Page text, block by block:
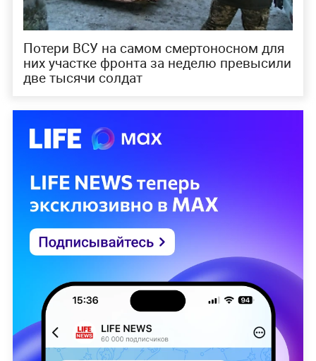
Потери ВСУ на самом смертоносном для
них участке фронта за неделю превысили
две тысячи солдат